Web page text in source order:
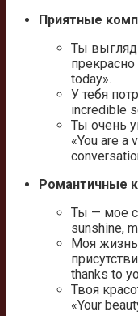
Приятные
Ты
today».
У тебя
incredible
Ты очень
«You are a
Романтичные
Ты — мое
sunshine,
Моя жизнь
thanks to
Твоя
«Your